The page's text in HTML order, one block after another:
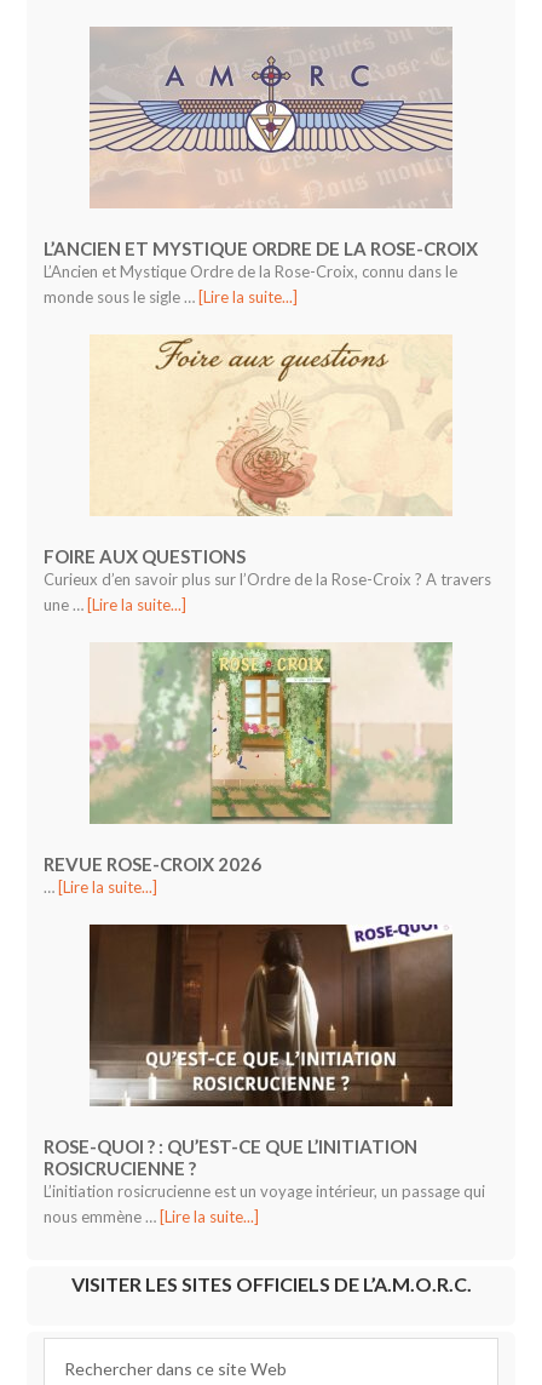
L’ANCIEN ET MYSTIQUE ORDRE DE LA ROSE-CROIX
L’Ancien et Mystique Ordre de la Rose-Croix, connu dans le
monde sous le sigle … [Lire la suite...]
FOIRE AUX QUESTIONS
Curieux d’en savoir plus sur l’Ordre de la Rose-Croix ? A travers
une … [Lire la suite...]
REVUE ROSE-CROIX 2026
… [Lire la suite...]
ROSE-QUOI ? : QU’EST-CE QUE L’INITIATION
ROSICRUCIENNE ?
L’initiation rosicrucienne est un voyage intérieur, un passage qui
nous emmène … [Lire la suite...]
VISITER LES SITES OFFICIELS DE L’A.M.O.R.C.